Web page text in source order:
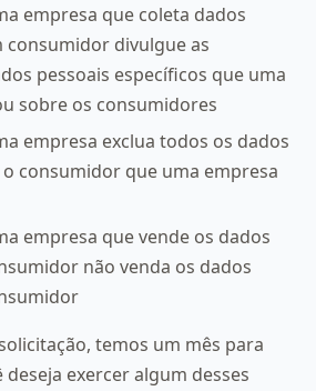
empresa que coleta dados
consumidor divulgue as
pessoais específicos que uma
sobre os consumidores
empresa exclua todos os dados
consumidor que uma empresa
empresa que vende os dados
não venda os dados
temos um mês para
deseja exercer algum desses